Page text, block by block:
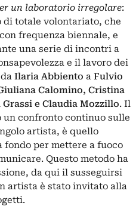
un laboratorio irregolare:
totale volontariato, che
frequenza biennale, e
una serie di incontri a
e il lavoro dei
Ilaria Abbiento a Fulvio
Calomino, Cristina
Grassi e Claudia Mozzillo. Il
confronto continuo sulle
artista, è quello
fondo per mettere a fuoco
Questo metodo ha
da qui il susseguirsi
artista è stato invitato alla